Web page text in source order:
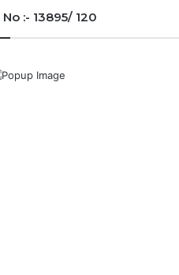
No :- 13895/ 120